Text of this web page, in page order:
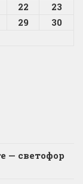
22
23
29
30
— светофор